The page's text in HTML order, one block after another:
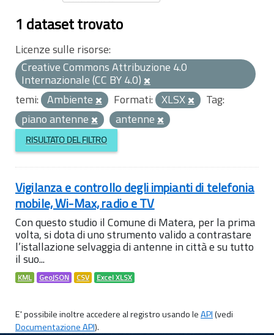
1 dataset trovato
Licenze sulle risorse:
Creative Commons Attribuzione 4.0
Internazionale (CC BY 4.0)
temi: Ambiente Formati: XLSX
Tag:
piano antenne
antenne
RISULTATO DEL FILTRO
Vigilanza e controllo degli impianti di telefonia
mobile, Wi-Max, radio e TV
Con questo studio il Comune di Matera, per la prima
volta, si dota di uno strumento valido a contrastare
l’istallazione selvaggia di antenne in città e su tutto
il suo...
KML GeoJSON CSV Excel XLSX
E' possibile inoltre accedere al registro usando leAPI(vedi
Documentazione API).